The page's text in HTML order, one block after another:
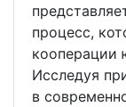
процесс,
кооперации
Исследуя
в